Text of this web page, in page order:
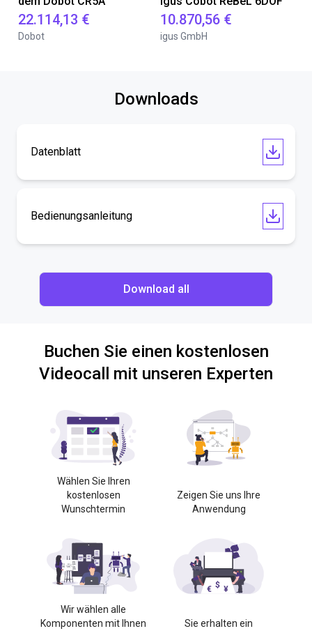
22.114,13 €
Dobot
10.870,56 €
igus GmbH
Downloads
Datenblatt
Bedienungsanleitung
Download all
Buchen Sie einen kostenlosen
Videocall mit unseren Experten
Wählen Sie Ihren
kostenlosen
Wunschtermin
Zeigen Sie uns Ihre
Anwendung
Wir wählen alle
Komponenten mit Ihnen
Sie erhalten ein